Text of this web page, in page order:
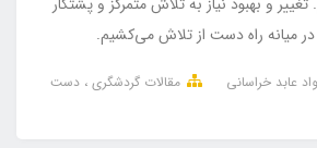
در میانه راه دست از تلاش می‌کشیم.
عابد خراسانی مقالات گردشگری دست